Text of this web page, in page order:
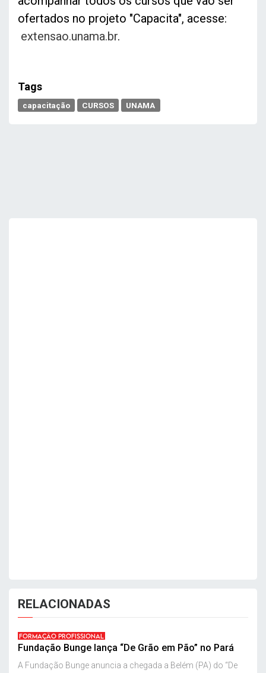
ofertados no projeto "Capacita", acesse:
extensao.unama.br.
Tags
capacitação CURSOS UNAMA
RELACIONADAS
FORMAÇÃO PROFISSIONAL
Fundação Bunge lança “De Grão em Pão” no Pará
A Fundação Bunge anuncia a chegada a Belém (PA) do “De